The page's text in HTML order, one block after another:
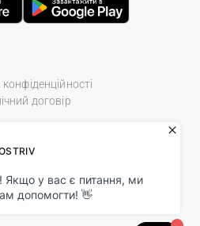
договір
All Rights Reserved.